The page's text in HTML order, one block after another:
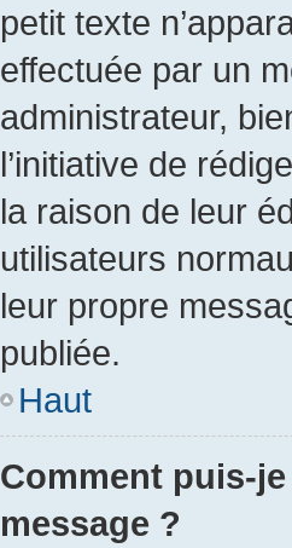
petit texte
effectuée par un
administrateur,
l’initiative de
la raison de leur
utilisateurs
leur propre
publiée.
Haut
Comment puis-
message ?